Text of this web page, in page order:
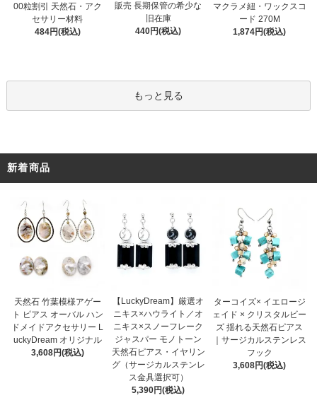
00粒割引 天然石・アク
セサリー材料
484円(税込)
販売 長期保管の希少な
旧在庫
440円(税込)
マクラメ紐・ワックスコ
ード 270M
1,874円(税込)
もっと見る
新着商品
天然石 竹葉模様アゲー
ト ピアス オーバル ハン
ドメイドアクセサリー L
uckyDream オリジナル
3,608円(税込)
【LuckyDream】厳選オ
ニキス×ハウライト／オ
ニキス×スノーフレーク
ジャスパー モノトーン
天然石ピアス・イヤリン
グ（サージカルステンレ
ス金具選択可）
5,390円(税込)
ターコイズ× イエロージ
ェイド × クリスタルビー
ズ 揺れる天然石ピアス
｜サージカルステンレス
フック
3,608円(税込)